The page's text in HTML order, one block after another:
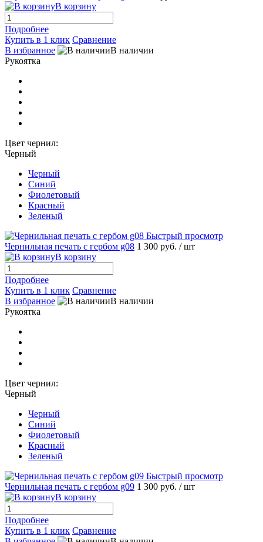
В корзину
Подробнее
Купить в 1 клик Сравнение
В избранное
В наличии
Рукоятка
Цвет чернил:
Черный
Черный
Синий
Фиолетовый
Красный
Зеленый
Быстрый просмотр
Чернильная печать с гербом g08 1 300 руб. / шт
В корзину
Подробнее
Купить в 1 клик Сравнение
В избранное
В наличии
Рукоятка
Цвет чернил:
Черный
Черный
Синий
Фиолетовый
Красный
Зеленый
Быстрый просмотр
Чернильная печать с гербом g09 1 300 руб. / шт
В корзину
Подробнее
Купить в 1 клик Сравнение